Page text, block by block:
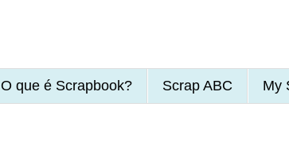
O que é Scrapbook? Scrap ABC My